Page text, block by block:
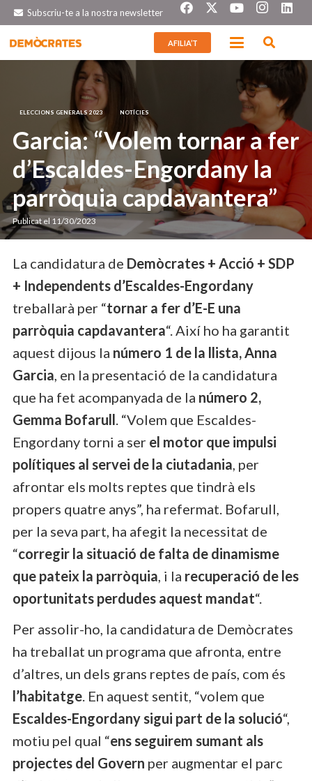
Subscriu-te a la nostra newsletter
AFILIA’T
ELECCIONS GENERALS 2023 NOTÍCIES
Garcia: “Volem tornar a fer
d’Escaldes-Engordany la
parròquia capdavantera”
Publicat el 11/30/2023
La candidatura de Demòcrates + Acció + SDP
+ Independents d’Escaldes-Engordany
treballarà per “tornar a fer d’E-E una
parròquia capdavantera“. Així ho ha garantit
aquest dijous la número 1 de la llista, Anna
Garcia, en la presentació de la candidatura
que ha fet acompanyada de la número 2,
Gemma Bofarull. “Volem que Escaldes-
Engordany torni a ser el motor que impulsi
polítiques al servei de la ciutadania, per
afrontar els molts reptes que tindrà els
propers quatre anys”, ha refermat. Bofarull,
per la seva part, ha afegit la necessitat de
“corregir la situació de falta de dinamisme
que pateix la parròquia, i la recuperació de les
oportunitats perdudes aquest mandat“.
Per assolir-ho, la candidatura de Demòcrates
ha treballat un programa que afronta, entre
d’altres, un dels grans reptes de país, com és
l’habitatge. En aquest sentit, “volem que
Escaldes-Engordany sigui part de la solució“,
motiu pel qual “ens seguirem sumant als
projectes del Govern per augmentar el parc